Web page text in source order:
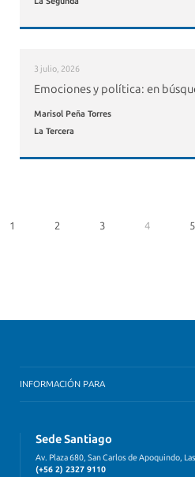
3 julio, 2026
Emociones y política: en
Marisol Peña Torres
La Tercera
1 2 3 4 5
INFORMACIÓN PARA
Sede Santiago
Av. Plaza 680, San Carlos de Apoquindo,
(+56 2) 2327 9110